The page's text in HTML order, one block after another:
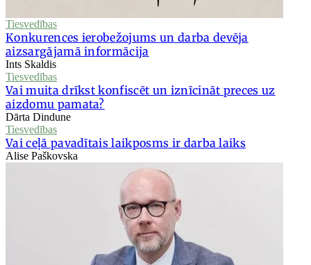
Tiesvedības
Konkurences ierobežojums un darba devēja
aizsargājamā informācija
Ints Skaldis
Tiesvedības
Vai muita drīkst konfiscēt un iznīcināt preces uz
aizdomu pamata?
Dārta Dindune
Tiesvedības
Vai ceļā pavadītais laikposms ir darba laiks
Alise Paškovska